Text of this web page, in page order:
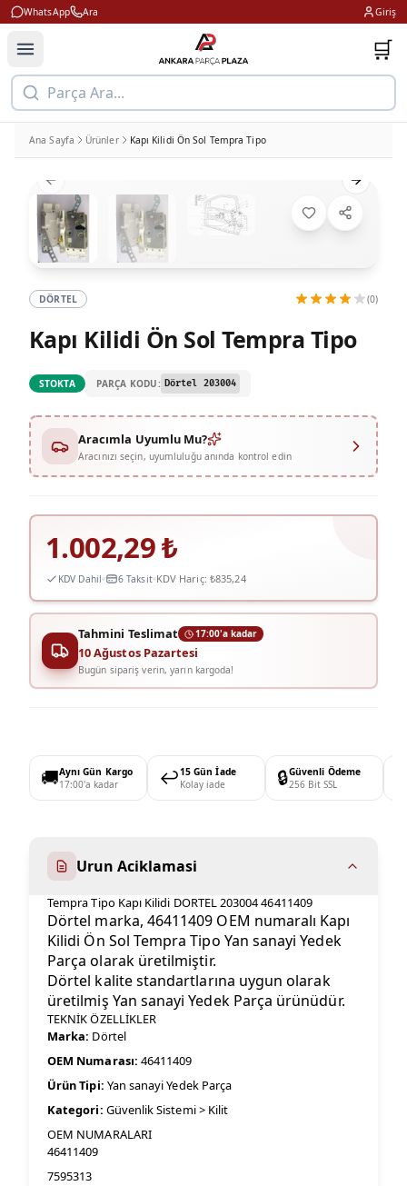
WhatsApp Ara Giriş
🛒
Parça Ara...
Ana Sayfa Ürünler Kapı Kilidi Ön Sol Tempra Tipo
Previous slide Next
DÖRTEL (0)
Kapı Kilidi Ön Sol Tempra Tipo
STOKTA PARÇA KODU: Dörtel 203004
Aracımla Uyumlu Mu?
Aracınızı seçin, uyumluluğu anında kontrol edin
1.002,29₺
KDV Dahil 6 Taksit KDV Hariç: ₺835,24
Tahmini Teslimat 17:00'a kadar
10 Ağustos Pazartesi
Bugün sipariş verin, yarın kargoda!
🚚Aynı Gün Kargo
17:00'a kadar
↩️15 Gün İade
Kolay iade
🔒Güvenli Ödeme
256 Bit SSL
Urun Aciklamasi
Tempra Tipo Kapı Kilidi DORTEL 203004 46411409
Dörtel marka, 46411409 OEM numaralı Kapı
Kilidi Ön Sol Tempra Tipo Yan sanayi Yedek
Parça olarak üretilmiştir.
Dörtel kalite standartlarına uygun olarak
üretilmiş Yan sanayi Yedek Parça ürünüdür.
TEKNİK ÖZELLİKLER
Marka: Dörtel
OEM Numarası: 46411409
Ürün Tipi: Yan sanayi Yedek Parça
Kategori: Güvenlik Sistemi > Kilit
OEM NUMARALARI
46411409
7595313